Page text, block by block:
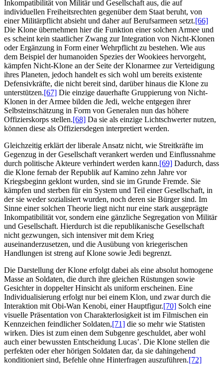
Inkompatibilität von Militär und Gesellschaft aus, die auf
individuellen Freiheitsrechten gegenüber dem Staat beruht, von
einer Militärpflicht absieht und daher auf Berufsarmeen setzt.[66]
Die Klone übernehmen hier die Funktion einer solchen Armee und
es scheint kein staatlicher Zwang zur Integration von Nicht-Klonen
oder Ergänzung in Form einer Wehrpflicht zu bestehen. Wie aus
dem Beispiel der humanoiden Spezies der Wookiees hervorgeht,
kämpfen Nicht-Klone an der Seite der Klonarmee zur Verteidigung
ihres Planeten, jedoch handelt es sich wohl um bereits existente
Defensivkräfte, die nicht bereit sind, darüber hinaus die Klone zu
unterstützen.[67] Die einzige dauerhafte Gruppierung von Nicht-
Klonen in der Armee bilden die Jedi, welche entgegen ihrer
Selbsteinschätzung in Form von Generalen nun das höhere
Offizierskorps stellen.[68] Da sie als einzige Lichtschwerter nutzen,
können diese als Offiziersdegen interpretiert werden.
Gleichzeitig erklärt der liberale Ansatz nicht, wie Streitkräfte im
Gegenzug in der Gesellschaft verankert werden und Einflussnahme
durch politische Akteure verhindert werden kann.[69] Dadurch, dass
die Klone fernab der Republik auf Kamino zehn Jahre vor
Kriegsbeginn geklont wurden, sind sie im Grunde Fremde. Sie
kämpfen und sterben für ein System und Teil einer Gesellschaft, in
der sie weder sozialisiert wurden, noch deren sie Bürger sind. Im
Sinne einer solchen Theorie liegt nicht nur eine stark ausgeprägte
Inkompatibilität vor, sondern eine gänzliche Segregation von Militär
und Gesellschaft. Hierdurch ist die republikanische Gesellschaft
nicht gezwungen, sich intensiver mit dem Krieg
auseinanderzusetzen, und die Ausübung von kriegerischen
Handlungen ist streng auf Klone sowie Jedi begrenzt.
Die Darstellung der Klone erfolgt dabei als eine absolut homogene
Masse an Soldaten, die durch ihre gleichen Rüstungen sowie
Gesichter in doppelter Hinsicht als uniform erscheinen. Eine
Individualisierung erfolgt nur bei einem Klon, und zwar durch die
Interaktion mit Obi-Wan Kenobi, einer Hauptfigur.[70] Solch eine
visuelle Präsentation von Charakterlosigkeit ist im Filmischen ein
Kennzeichen feindlicher Soldaten,[71] die so mehr wie Statisten
wirken. Dies ist zum einen dem Subgenre geschuldet, aber wohl
auch einer bewussten Entscheidung Lucas’. Die Klone stellen die
perfekten oder eher hörigen Soldaten dar, da sie dahingehend
konditioniert sind, Befehle ohne Hinterfragen auszuführen.[72]